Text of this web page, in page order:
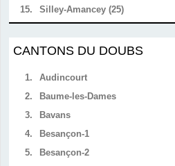
15.
Silley-Amancey (25)
CANTONS DU DOUBS
1.
Audincourt
2.
Baume-les-Dames
3.
Bavans
4.
Besançon-1
5.
Besançon-2